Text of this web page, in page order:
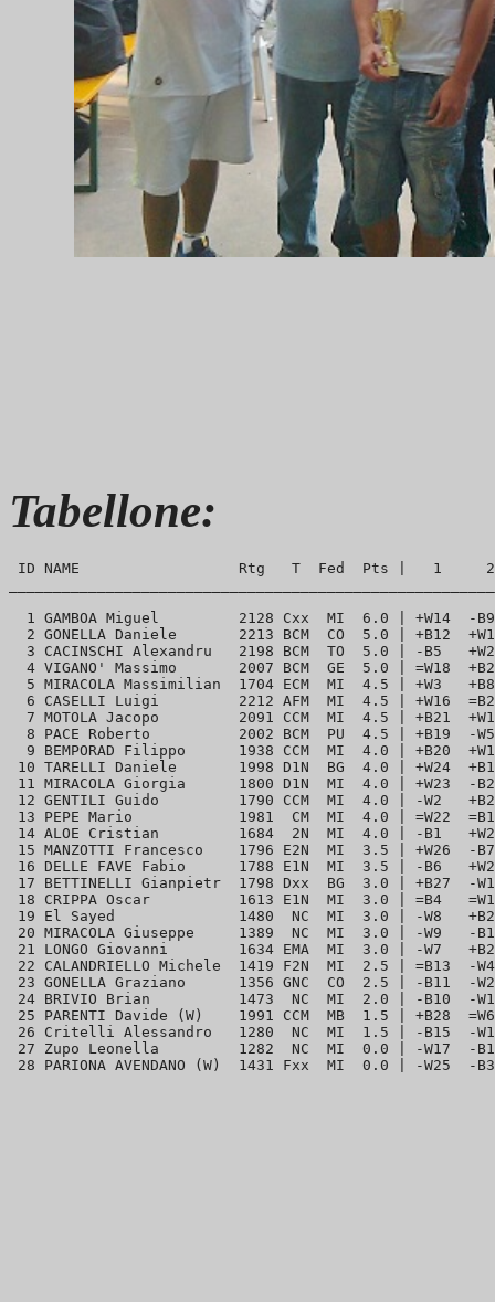
Tabellone:
ID NAME                  Rtg   T  Fed  Pts |
1 GAMBOA Miguel         2128 Cxx  MI  6.0 | +W14
2 GONELLA Daniele       2213 BCM  CO  5.0 | +B12
3 CACINSCHI Alexandru   2198 BCM  TO  5.0 | -B5
4 VIGANO' Massimo       2007 BCM  GE  5.0 | =W18
5 MIRACOLA Massimilian  1704 ECM  MI  4.5 | +W3
6 CASELLI Luigi         2212 AFM  MI  4.5 | +W16
7 MOTOLA Jacopo         2091 CCM  MI  4.5 | +B21
8 PACE Roberto          2002 BCM  PU  4.5 | +B19
9 BEMPORAD Filippo      1938 CCM  MI  4.0 | +B20
10 TARELLI Daniele       1998 D1N  BG  4.0 | +W24
11 MIRACOLA Giorgia      1800 D1N  MI  4.0 | +W23  -
12 GENTILI Guido         1790 CCM  MI  4.0 | -W2
13 PEPE Mario            1981  CM  MI  4.0 | =W22
14 ALOE Cristian         1684  2N  MI  4.0 | -B1
15 MANZOTTI Francesco    1796 E2N  MI  3.5 |
16 DELLE FAVE Fabio      1788 E1N  MI  3.5 | -B6
17 BETTINELLI Gianpietr  1798 Dxx  BG  3.0 | +B27  -
18 CRIPPA Oscar          1613 E1N  MI  3.0 | =B4
19 El Sayed              1480  NC  MI  3.0 | -W8
20 MIRACOLA Giuseppe     1389  NC  MI  3.0 | -W9   -
21 LONGO Giovanni        1634 EMA  MI  3.0 | -W7
22 CALANDRIELLO Michele  1419 F2N  MI  2.5 | =B13
23 GONELLA Graziano      1356 GNC  CO  2.5 | -B11  -
24 BRIVIO Brian          1473  NC  MI  2.0 | -B10  -
25 PARENTI Davide (W)    1991 CCM  MB  1.5 |
26 Critelli Alessandro   1280  NC  MI  1.5 | -B15  -
27 Zupo Leonella         1282  NC  MI  0.0 | -W17  -